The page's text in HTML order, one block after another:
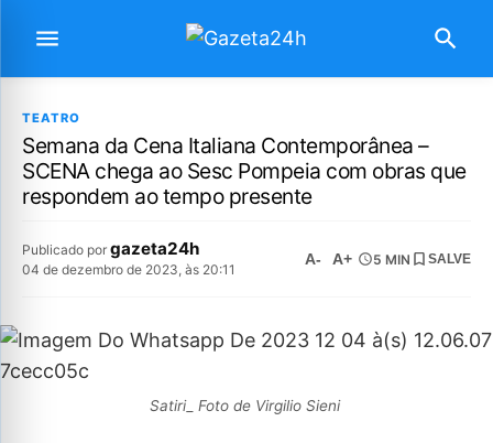
TEATRO
Semana da Cena Italiana Contemporânea –
SCENA chega ao Sesc Pompeia com obras que
respondem ao tempo presente
Publicado por gazeta24h
04 de dezembro de 2023, às 20:11
A- A+ 5 MIN SALVE
Satiri_ Foto de Virgilio Sieni